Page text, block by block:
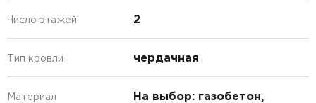
Число этажей 2
Тип кровли чердачная
Материал
На выбор: газобетон,